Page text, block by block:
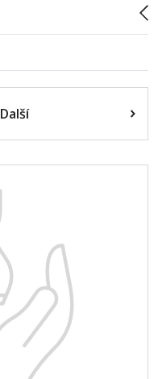
Další